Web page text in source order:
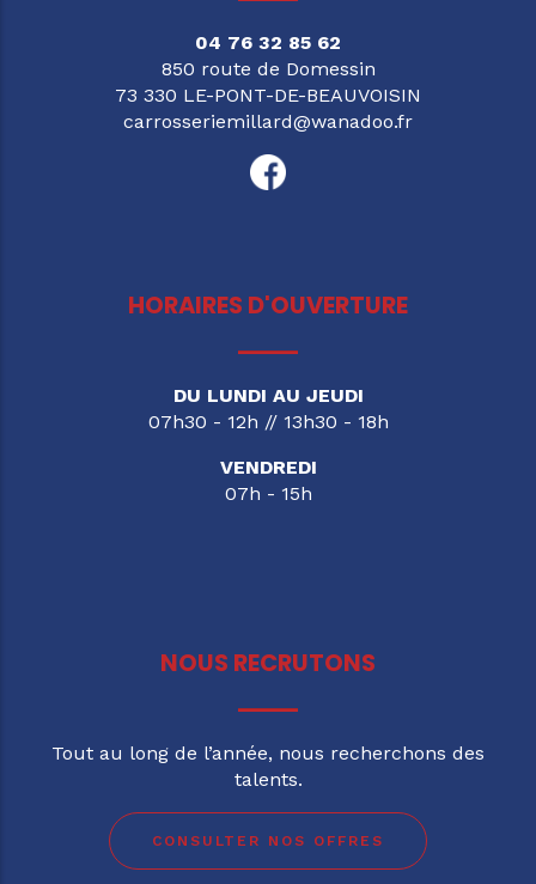
04 76 32 85 62
850 route de Domessin
73 330 LE-PONT-DE-BEAUVOISIN
carrosseriemillard@wanadoo.fr
HORAIRES D'OUVERTURE
DU LUNDI AU JEUDI
07h30 - 12h // 13h30 - 18h
VENDREDI
07h - 15h
NOUS RECRUTONS
Tout au long de l’année, nous recherchons des
talents.
CONSULTER NOS OFFRES